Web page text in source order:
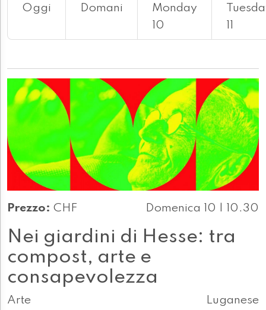
Oggi Domani
Monday
10
11
Prezzo: CHF Domenica 10 | 10.30
Nei giardini di Hesse: tra
compost, arte e
consapevolezza
Arte Luganese